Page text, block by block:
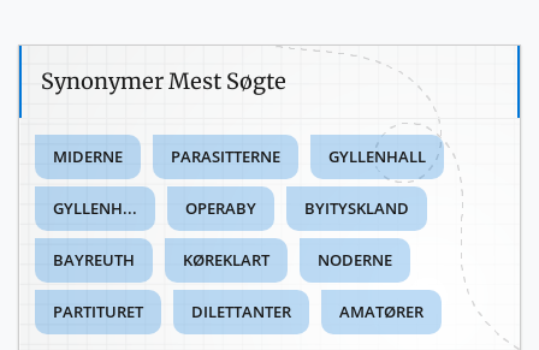
Synonymer Mest Søgte
MIDERNE PARASITTERNE GYLLENHALL
GYLLENH... OPERABY BYITYSKLAND
BAYREUTH KØREKLART NODERNE
PARTITURET DILETTANTER AMATØRER